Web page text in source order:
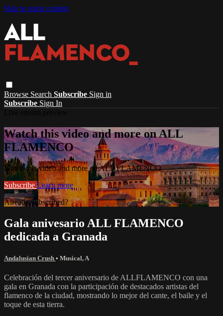
Skip to main content
Browse Search Subscribe Sign in
Subscribe Sign In
Watch this video and more on ALL
FLAMENCO
Watch this video and more on ALL FLAMENCO
Subscribe Learn more
Already subscribed? Sign in
Gala anivesario ALL FLAMENCO
dedicada a Granada
Andalusian Crush • Musical, A
Celebración del tercer aniversario de ALLFLAMENCO con una
gala en Granada con la participación de destacados artistas del
flamenco de la ciudad, mostrando lo mejor del cante, el baile y el
toque de esta tierra.